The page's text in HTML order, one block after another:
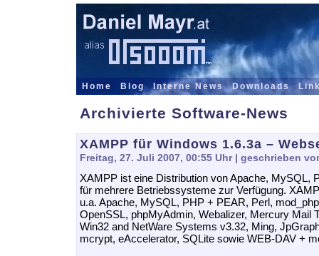
Home Blog Interne News Downloads
Archivierte Software-News
XAMPP für Windows 1.6.3a –
Freitag, 27. Juli 2007, 00:55 Uhr| geschrieben
XAMPP ist eine Distribution von Apache, MySQL,
für mehrere Betriebssysteme zur Verfügung.
u.a. Apache, MySQL, PHP + PEAR, Perl,
OpenSSL, phpMyAdmin, Webalizer, Mercury Mail
Win32 and NetWare Systems v3.32, Ming,
mcrypt, eAccelerator, SQLite sowie WEB-DAV +